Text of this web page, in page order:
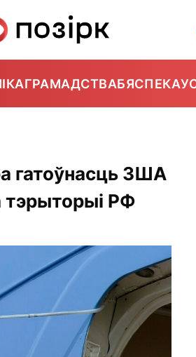
ГРАМАДСТВАБЯСПЕКА
гатоўнасць ЗША
тэрыторыі РФ